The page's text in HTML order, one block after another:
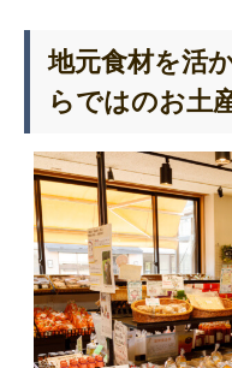
地元食材を活
らではのお土